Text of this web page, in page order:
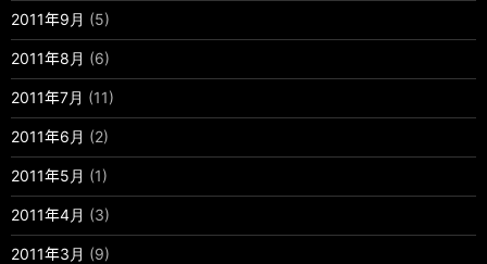
2011年9月 (5)
2011年8月 (6)
2011年7月 (11)
2011年6月 (2)
2011年5月 (1)
2011年4月 (3)
2011年3月 (9)